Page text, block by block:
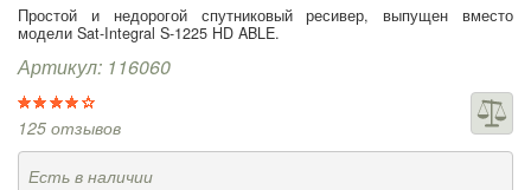
Простой и недорогой спутниковый ресивер, выпущен вместо
модели Sat-Integral S-1225 HD ABLE.
Артикул: 116060
125 отзывов
Есть в наличии